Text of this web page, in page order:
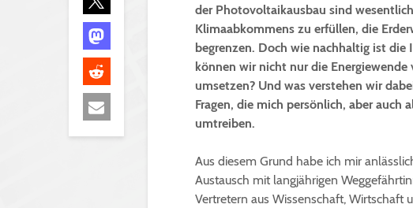
der Photovoltaikausbau sind
Klimaabkommens zu erfüllen, die
begrenzen. Doch wie nachhaltig ist die
können wir nicht nur die
umsetzen? Und was verstehen wir
Fragen, die mich persönlich, aber auch
umtreiben.
Aus diesem Grund habe ich mir
Austausch mit langjährigen
Vertretern aus Wissenschaft, Wirtschaft